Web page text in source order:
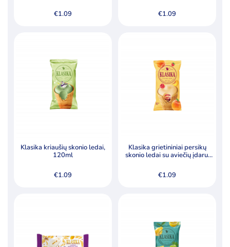
€1.09 €1.09
Klasika kriaušių skonio ledai,
120ml
€1.09
Klasika grietininiai persikų
skonio ledai su aviečių įdaru,
€1.09